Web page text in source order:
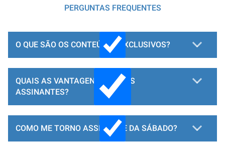
PERGUNTAS FREQUENTES
O QUE SÃO OS CONTEÚDOS EXCLUSIVOS?
QUAIS AS VANTAGENS PARA OS
ASSINANTES?
COMO ME TORNO ASSINANTE DA SÁBADO?